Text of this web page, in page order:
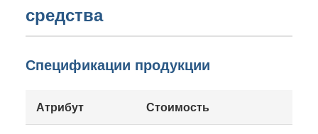
средства
Спецификации продукции
Атрибут Стоимость